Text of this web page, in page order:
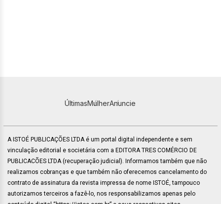
ÚltimasMulherAnuncie
A ISTOÉ PUBLICAÇÕES LTDA é um portal digital independente e sem
vinculação editorial e societária com a EDITORA TRES COMÉRCIO DE
PUBLICACÕES LTDA (recuperação judicial). Informamos também que não
realizamos cobranças e que também não oferecemos cancelamento do
contrato de assinatura da revista impressa de nome ISTOÉ, tampouco
autorizamos terceiros a fazê-lo, nos responsabilizamos apenas pelo